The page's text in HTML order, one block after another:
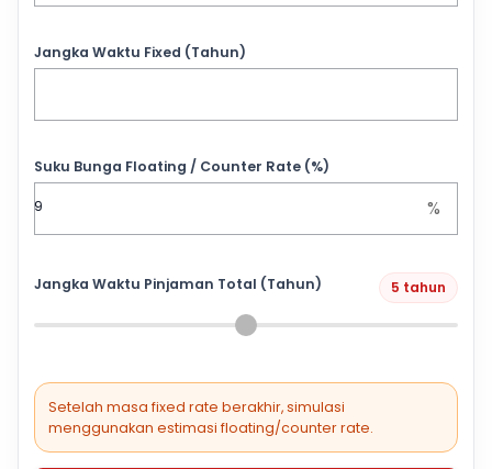
Jangka Waktu Fixed (Tahun)
Suku Bunga Floating / Counter Rate (%)
%
Jangka Waktu Pinjaman Total (Tahun) 5 tahun
Setelah masa fixed rate berakhir, simulasi
menggunakan estimasi floating/counter rate.